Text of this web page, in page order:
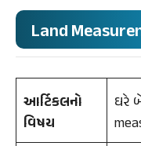
Land
આર્ટિકલનો
વિષય
ઘરે